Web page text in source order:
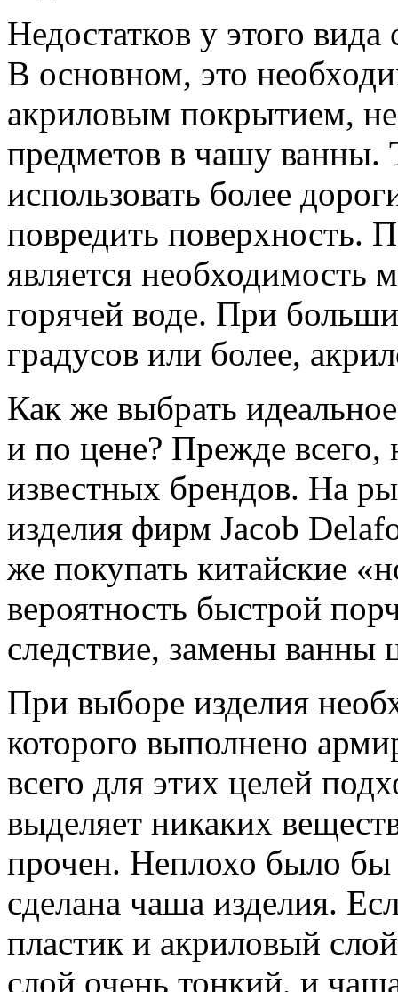
Недостатков у этого
В основном, это
акриловым покрытием,
предметов в чашу
использовать более
повредить поверхность.
является необходимость
горячей воде. При
градусов или более,
Как же выбрать
и по цене? Прежде всего,
известных брендов. На
изделия фирм Jacob
же покупать китайские
вероятность быстрой
следствие, замены ванны
При выборе изделия
которого выполнено
всего для этих целей
выделяет никаких
прочен. Неплохо было бы
сделана чаша изделия.
пластик и акриловый
слой очень тонкий, и